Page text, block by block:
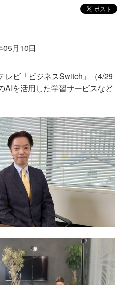
05月10日
レビ「ビジネスSwitch」（4/29
AIを活用した学習サービスなど